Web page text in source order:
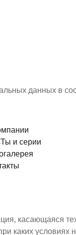
данных в
и серии
касающаяся
каких